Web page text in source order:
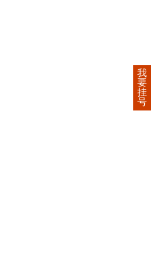
我
要
挂
号